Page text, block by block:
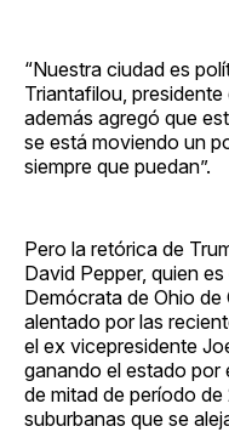
“Nuestra ciudad es
Triantafilou,
además agregó que
se está moviendo un
siempre que puedan”.
Pero la retórica de
David Pepper, quien
Demócrata de Ohio de
alentado por las
el ex vicepresidente
ganando el estado por
de mitad de período
suburbanas que se